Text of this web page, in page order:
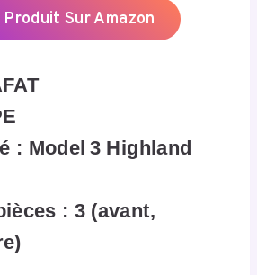
Produit Sur Amazon
: Model 3 Highland
: 3 (avant,